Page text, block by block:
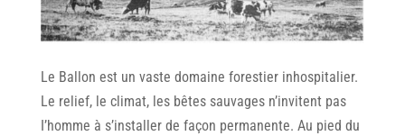
Le Ballon est un vaste domaine forestier inhospitalier.
Le relief, le climat, les bêtes sauvages n’invitent pas
I’homme à s’installer de façon permanente. Au pied du